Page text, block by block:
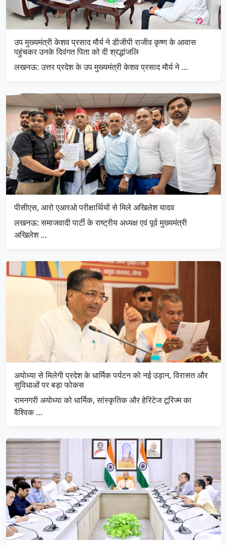
उप मुख्यमंत्री केशव प्रसाद मौर्य ने डीजीपी राजीव कृष्ण के आवास
पहुंचकर उनके दिवंगत पिता को दी श्रद्धांजलि
लखनऊ: उत्तर प्रदेश के उप मुख्यमंत्री केशव प्रसाद मौर्य ने …
पीसीएस, आरो एआरओ परीक्षार्थियों से मिले अखिलेश यादव
लखनऊ: समाजवादी पार्टी के राष्ट्रीय अध्यक्ष एवं पूर्व मुख्यमंत्री
अखिलेश …
अयोध्या से मिलेगी प्रदेश के धार्मिक पर्यटन को नई उड़ान, विरासत और
सुविधाओं पर बड़ा फोकस
रामनगरी अयोध्या को धार्मिक, सांस्कृतिक और हेरिटेज टूरिज्म का
वैश्विक …